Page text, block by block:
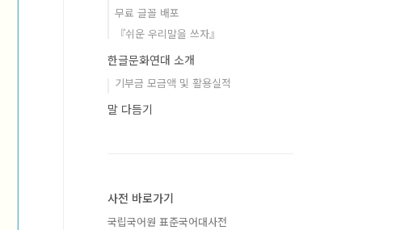
무료 글꼴 배포
『쉬운 우리말을 쓰자』
한글문화연대 소개
기부금 모금액 및 활용실적
말 다듬기
사전 바로가기
국립국어원 표준국어대사전